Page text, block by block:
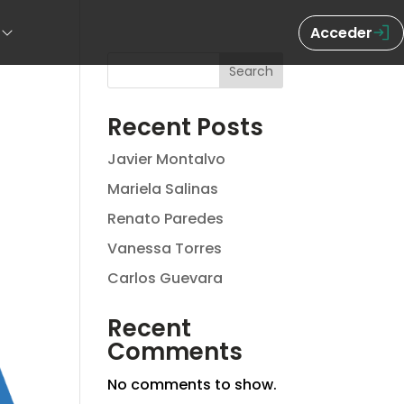
Acceder
Search
Recent Posts
Javier Montalvo
Mariela Salinas
Renato Paredes
Vanessa Torres
Carlos Guevara
Recent
Comments
No comments to show.